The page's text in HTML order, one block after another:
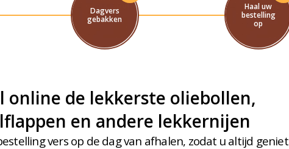
Dagvers
gebakken
Haal uw
bestelling
op
online de lekkerste oliebollen,
en andere lekkernijen
vers op de dag van afhalen, zodat u altijd geniet